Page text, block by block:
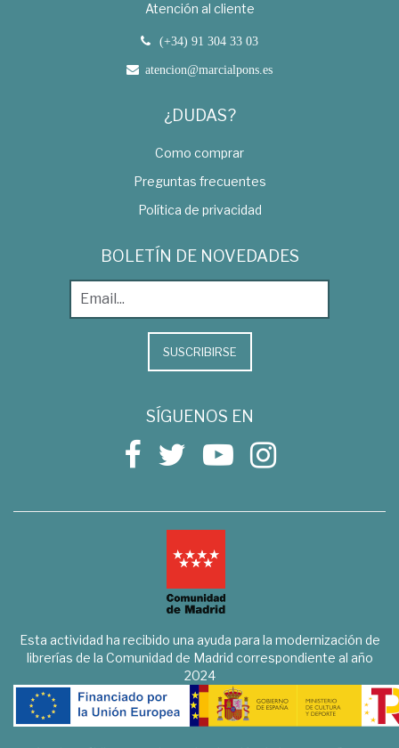
Atención al cliente
(+34) 91 304 33 03
atencion@marcialpons.es
¿DUDAS?
Como comprar
Preguntas frecuentes
Política de privacidad
BOLETÍN DE NOVEDADES
SUSCRIBIRSE
SÍGUENOS EN
Esta actividad ha recibido una ayuda para la modernización de
librerías de la Comunidad de Madrid correspondiente al año
2024